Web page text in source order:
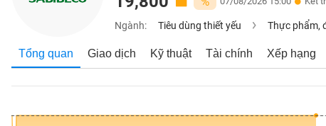
Ngành: Tiêu dùng thiết yếu Thực phẩm,
Tổng quan Giao dịch Kỹ thuật Tài chính Xếp hạng
NGHIỆP
ĐỘNG